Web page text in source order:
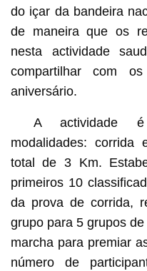
do içar da bandeira
de maneira que os
nesta actividade
compartilhar com
aniversário.
A actividade
modalidades: corrida
total de 3 Km.
primeiros 10
da prova de corrida,
grupo para 5 grupos
marcha para premiar
número de